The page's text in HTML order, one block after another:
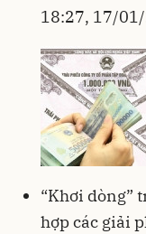
18:27, 17/
“Khơi dòng”
hợp các giải